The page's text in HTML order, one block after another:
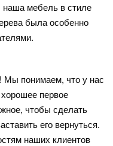
мебель в стиле
была особенно
Мы понимаем, что у нас
первое
чтобы сделать
его вернуться.
наших клиентов